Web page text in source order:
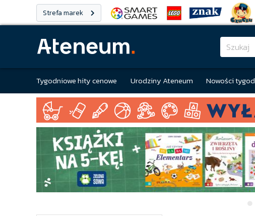
Strefa marek
Tygodniowe hity cenowe Urodziny Ateneum Nowości